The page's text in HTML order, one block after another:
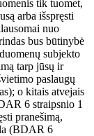
tik tuomet,
arba išspręsti
nuo
bus būtinybė
subjekto
tarp jūsų ir
paslaugų
o kitais atvejais
6 straipsnio 1
pranešimą,
(BDAR 6